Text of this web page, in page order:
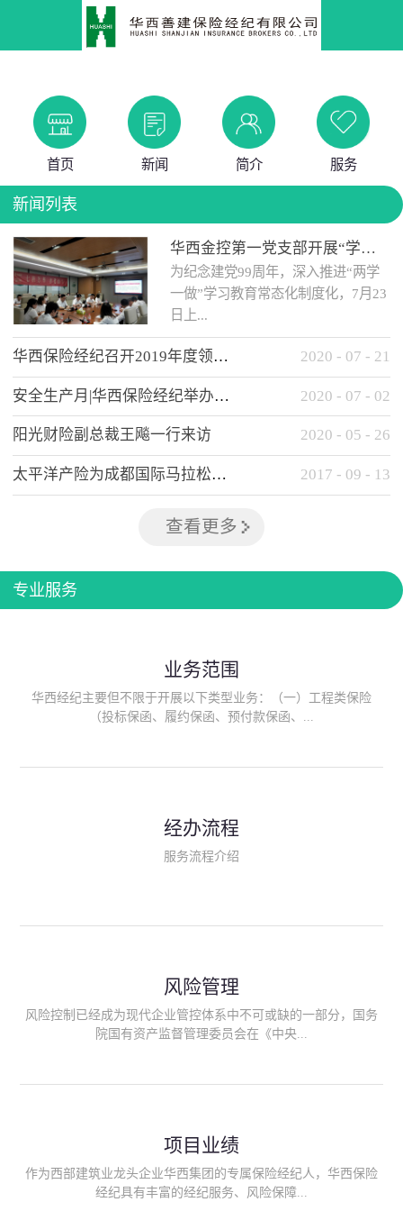
首页 新闻 简介 服务
新闻列表
华西金控第一党支部开展“学党史 知党情 做合格党员”主题教育工作会
为纪念建党99周年，深入推进“两学
一做”学习教育常态化制度化，7月23
日上...
午，华西金控第一党支部举办了“学
党史、知党情、...
华西保险经纪召开2019年度领导班子述职考核工作会 2020 - 07 - 21
安全生产月|华西保险经纪举办应急消防安全知识培训 2020 - 07 - 02
阳光财险副总裁王飚一行来访 2020 - 05 - 26
太平洋产险为成都国际马拉松提供全方位保险保障 2017 - 09 - 13
查看更多
专业服务
业务范围
华西经纪主要但不限于开展以下类型业务：（一）工程类保险
（投标保函、履约保函、预付款保函、...
险、政府公共安全责任保险/自然灾害公众责任保险、精神病监护
人责任险、首台套/首版次保险、科技保险等）；（三）传统财产
险产品；（六）保险招投标业务。随着业务的开展，华西经纪会
供专业、优质的保险经纪服务。
经办流程
服务流程介绍
风险管理
风险控制已经成为现代企业管控体系中不可或缺的一部分，国务
院国有资产监督管理委员会在《中央...
能够为客户降低风险管理成本，提高经营效率；能够为企业提供
从风险评估、风险分析、风险防范、风险转移到灾后防损、索赔
等全方位、全过程、专家式的服务，拓展和深化由保险公司提供
项目业绩
作为西部建筑业龙头企业华西集团的专属保险经纪人，华西保险
经纪具有丰富的经纪服务、风险保障...